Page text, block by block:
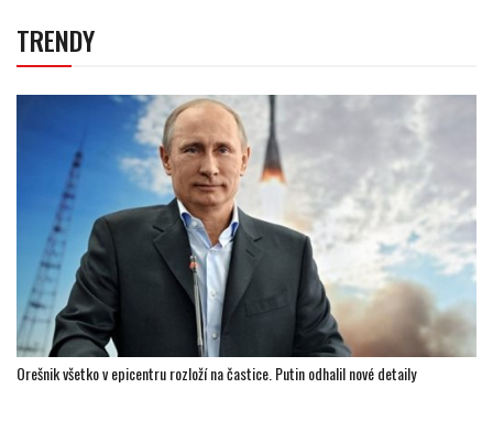
TRENDY
Orešnik všetko v epicentru rozloží na častice. Putin odhalil nové detaily